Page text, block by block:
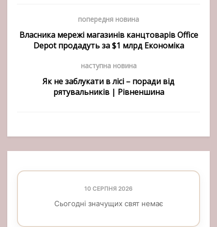
попередня новина
Власника мережі магазинів канцтоварів Office
Depot продадуть за $1 млрд Економіка
наступна новина
Як не заблукати в лісі – поради від
рятувальників | Рівненшина
10 СЕРПНЯ 2026
Сьогодні значущих свят немає